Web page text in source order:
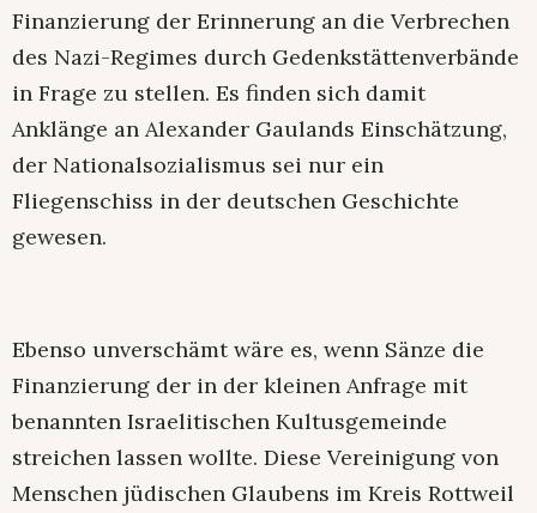
Finanzierung der Erinnerung an die Verbrechen
des Nazi-Regimes durch Gedenkstättenverbände
in Frage zu stellen. Es finden sich damit
Anklänge an Alexander Gaulands Einschätzung,
der Nationalsozialismus sei nur ein
Fliegenschiss in der deutschen Geschichte
gewesen.
Ebenso unverschämt wäre es, wenn Sänze die
Finanzierung der in der kleinen Anfrage mit
benannten Israelitischen Kultusgemeinde
streichen lassen wollte. Diese Vereinigung von
Menschen jüdischen Glaubens im Kreis Rottweil